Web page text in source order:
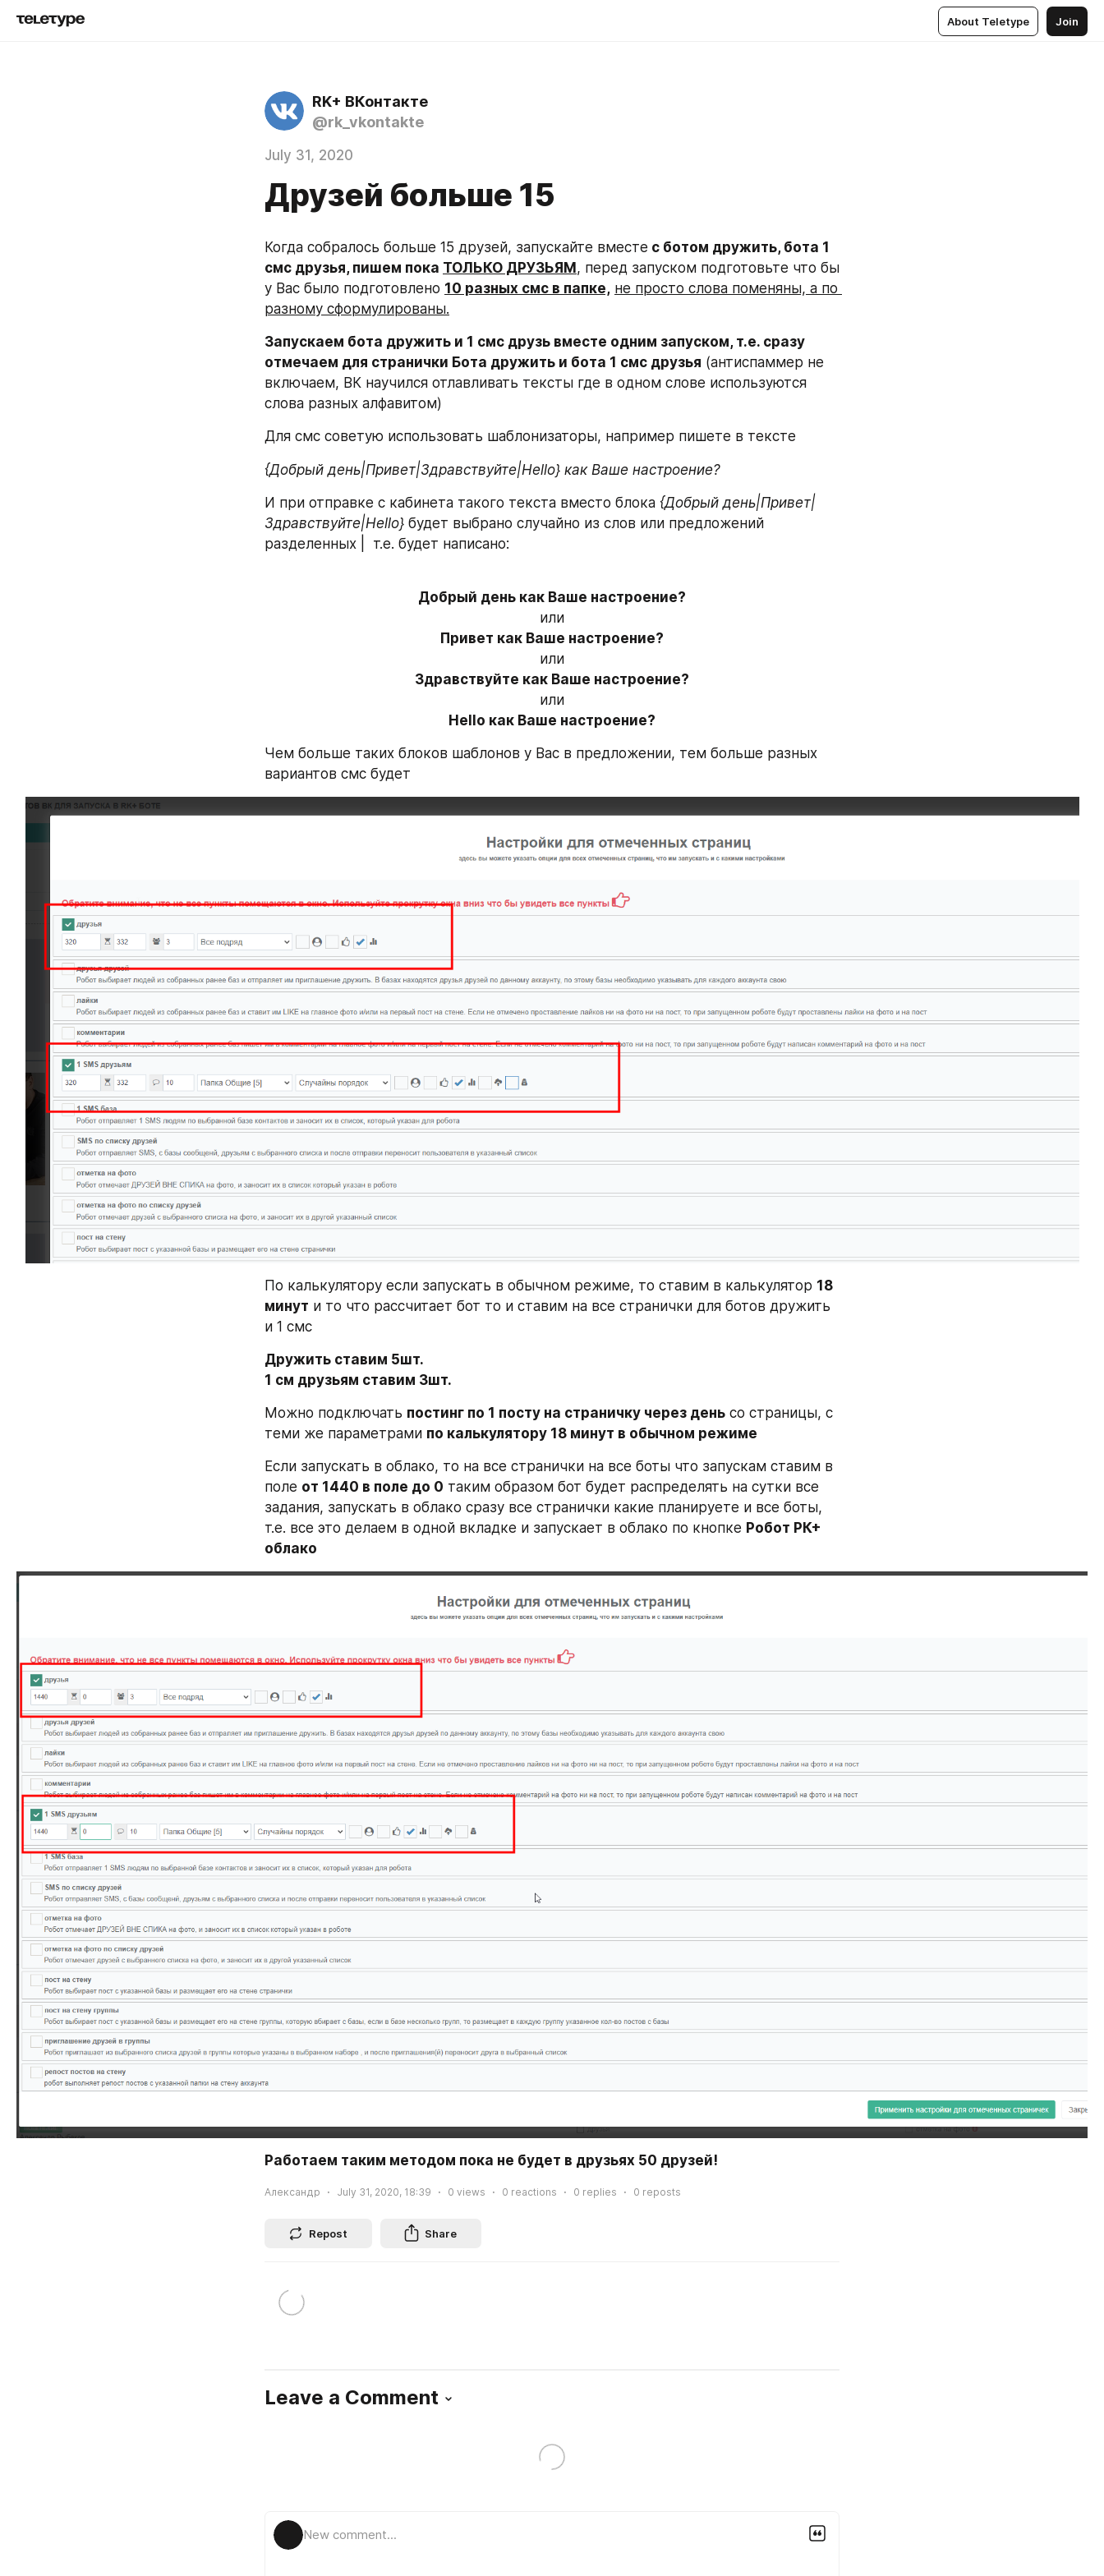
About Teletype Join
RK+ ВКонтакте
@rk_vkontakte
July 31, 2020
Друзей больше 15
Когда собралось больше 15 друзей, запускайте вместе с ботом дружить, бота 1
смс друзья, пишем пока ТОЛЬКО ДРУЗЬЯМ , перед запуском подготовьте что бы
у Вас было подготовлено 10 разных смс в папке, не просто слова поменяны, а по
разному сформулированы.
Запускаем бота дружить и 1 смс друзь вместе одним запуском, т.е. сразу
отмечаем для странички Бота дружить и бота 1 смс друзья (антиспаммер не
включаем, ВК научился отлавливать тексты где в одном слове используются
слова разных алфавитом)
Для смс советую использовать шаблонизаторы, например пишете в тексте
{Добрый день|Привет|Здравствуйте|Hello} как Ваше настроение?
И при отправке с кабинета такого текста вместо блока {Добрый день|Привет|
Здравствуйте|Hello} будет выбрано случайно из слов или предложений
разделенных |  т.е. будет написано:
Добрый день как Ваше настроение?
или
Привет как Ваше настроение?
или
Здравствуйте как Ваше настроение?
или
Hello как Ваше настроение?
Чем больше таких блоков шаблонов у Вас в предложении, тем больше разных
вариантов смс будет
По калькулятору если запускать в обычном режиме, то ставим в калькулятор 18
минут и то что рассчитает бот то и ставим на все странички для ботов дружить
и 1 смс
Дружить ставим 5шт.
1 см друзьям ставим 3шт.
Можно подключать постинг по 1 посту на страничку через день со страницы, с
теми же параметрами по калькулятору 18 минут в обычном режиме
Если запускать в облако, то на все странички на все боты что запускам ставим в
поле от 1440 в поле до 0 таким образом бот будет распределять на сутки все
задания, запускать в облако сразу все странички какие планируете и все боты,
т.е. все это делаем в одной вкладке и запускает в облако по кнопке Робот РК+
облако
Работаем таким методом пока не будет в друзьях 50 друзей!
Александр July 31, 2020, 18:39 0 views 0 reactions 0 replies 0 reposts
Repost Share
Leave a Comment